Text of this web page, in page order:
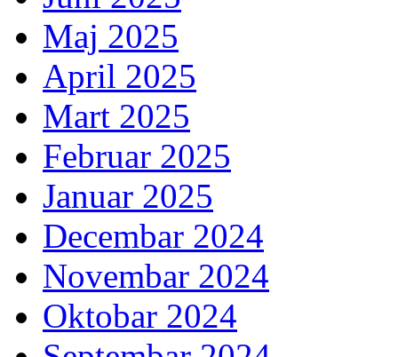
Maj 2025
April 2025
Mart 2025
Februar 2025
Januar 2025
Decembar 2024
Novembar 2024
Oktobar 2024